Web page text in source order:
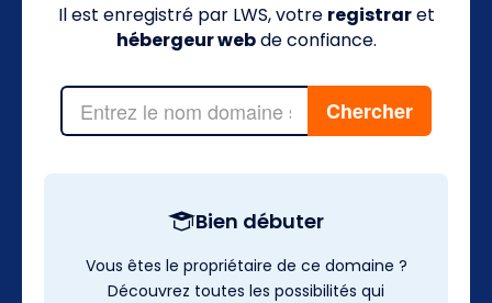
Il est enregistré par LWS, votre registraret
hébergeur webde confiance.
Bien débuter
Vous êtes le propriétaire de ce domaine ?
Découvrez toutes les possibilités qui